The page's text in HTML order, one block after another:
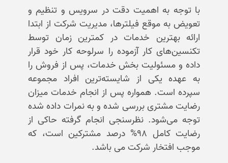
با توجه به اهمیت دقت در سرویس و تنظیم و
تعویض به موقع فیلترها، مدیریت شرکت از ابتدا
ارائه بهترین خدمات در کمترین زمان توسط
تکنسین‌های کار آزموده را سرلوحه کار خود قرار
داده و مسئولیت بخش خدمات، پس از فروش را
به عهده یکی از شایسته‌ترین افراد مجموعه
سپرده است. همواره پس از انجام خدمات میزان
رضایت مشتری بررسی شده و به نمرات داده شده
توجه می‌شود. نظرسنجی انجام گرفته حاکی از
رضایت کامل ۹۸% درصد مشترکین است، که
موجب افتخار شرکت می باشد.